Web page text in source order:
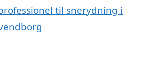
til snerydning i